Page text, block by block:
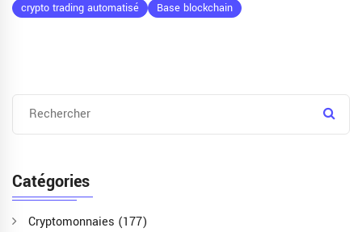
crypto trading automatisé
Base blockchain
Catégories
Cryptomonnaies (177)